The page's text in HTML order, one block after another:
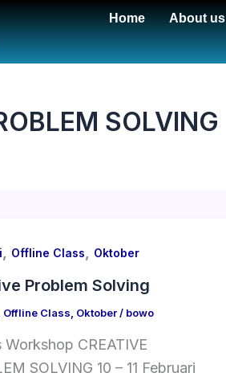
Home About us
SOLVING
Offline Class Oktober
Problem Solving
Offline Class, Oktober/ bowo
Workshop CREATIVE
SOLVING 10 – 11 Februari